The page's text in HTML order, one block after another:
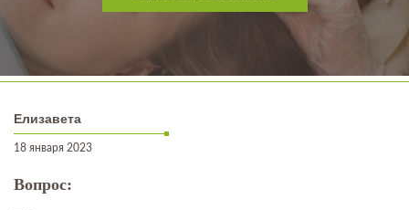
Елизавета
18 января 2023
Вопрос: